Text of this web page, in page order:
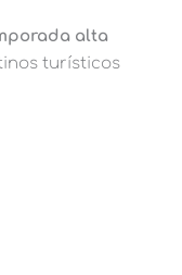
alta
turísticos